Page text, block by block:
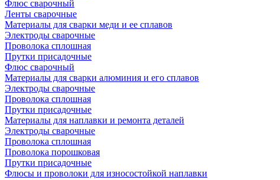
Флюс сварочный
Ленты сварочные
Материалы для сварки меди и ее сплавов
Электроды сварочные
Проволока сплошная
Прутки присадочные
Флюс сварочный
Материалы для сварки алюминия и его сплавов
Электроды сварочные
Проволока сплошная
Прутки присадочные
Материалы для наплавки и ремонта деталей
Электроды сварочные
Проволока сплошная
Проволока порошковая
Прутки присадочные
Флюсы и проволоки для износостойкой наплавки